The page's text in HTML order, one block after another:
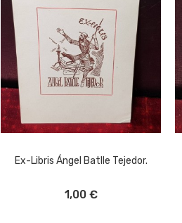
Ex-Libris Ángel Batlle Tejedor.
1,00 €